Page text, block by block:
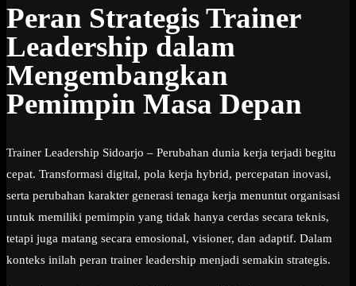
Peran Strategis Trainer
Leadership dalam
Mengembangkan
Pemimpin Masa Depan
Trainer Leadership Sidoarjo – Perubahan dunia kerja terjadi begitu
cepat. Transformasi digital, pola kerja hybrid, percepatan inovasi,
serta perubahan karakter generasi tenaga kerja menuntut organisasi
untuk memiliki pemimpin yang tidak hanya cerdas secara teknis,
tetapi juga matang secara emosional, visioner, dan adaptif. Dalam
konteks inilah peran trainer leadership menjadi semakin strategis.